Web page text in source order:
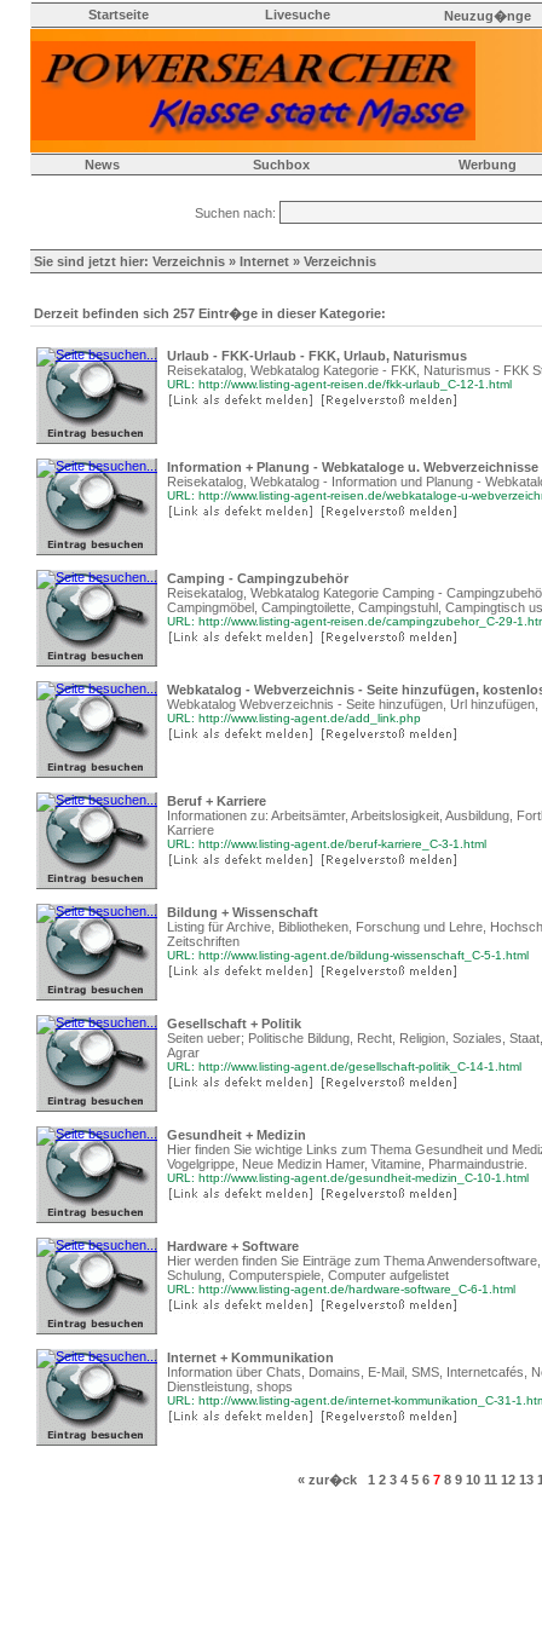
Startseite Livesuche Neuzug�nge
News Suchbox Werbung
Suchen nach:
Sie sind jetzt hier: Verzeichnis » Internet » Verzeichnis
Derzeit befinden sich 257 Eintr�ge in dieser Kategorie:
Urlaub - FKK-Urlaub - FKK, Urlaub, Naturismus
Reisekatalog, Webkatalog Kategorie - FKK, Naturismus - FKK
URL: http://www.listing-agent-reisen.de/fkk-urlaub_C-12-1.html
Information + Planung - Webkataloge u. Webverzeichnisse
Reisekatalog, Webkatalog - Information und Planung -
URL: http://www.listing-agent-reisen.de/webkataloge-u-
Camping - Campingzubehör
Reisekatalog, Webkatalog Kategorie Camping -
Campingmöbel, Campingtoilette, Campingstuhl, Campingtisch
URL: http://www.listing-agent-reisen.de/campingzubehor_C-29-
Webkatalog - Webverzeichnis - Seite hinzufügen,
Webkatalog Webverzeichnis - Seite hinzufügen, Url
URL: http://www.listing-agent.de/add_link.php
Beruf + Karriere
Informationen zu: Arbeitsämter, Arbeitslosigkeit, Ausbildung,
Karriere
URL: http://www.listing-agent.de/beruf-karriere_C-3-1.html
Bildung + Wissenschaft
Listing für Archive, Bibliotheken, Forschung und Lehre,
Zeitschriften
URL: http://www.listing-agent.de/bildung-wissenschaft_C-5-1.html
Gesellschaft + Politik
Seiten ueber; Politische Bildung, Recht, Religion, Soziales,
Agrar
URL: http://www.listing-agent.de/gesellschaft-politik_C-14-1.html
Gesundheit + Medizin
Hier finden Sie wichtige Links zum Thema Gesundheit und
Vogelgrippe, Neue Medizin Hamer, Vitamine, Pharmaindustrie.
URL: http://www.listing-agent.de/gesundheit-medizin_C-10-1.html
Hardware + Software
Hier werden finden Sie Einträge zum Thema
Schulung, Computerspiele, Computer aufgelistet
URL: http://www.listing-agent.de/hardware-software_C-6-1.html
Internet + Kommunikation
Information über Chats, Domains, E-Mail, SMS, Internetcafés,
Dienstleistung, shops
URL: http://www.listing-agent.de/internet-kommunikation_C-31-
« zur�ck 1 2 3 4 5 6 7 8 9 10 11 12 13